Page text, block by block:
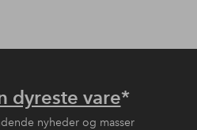
dyreste vare*
nyheder og masser